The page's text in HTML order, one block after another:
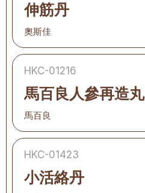
伸筋丹
奧斯佳
HKC-01216
馬百良人參再造丸
馬百良
HKC-01423
小活絡丹